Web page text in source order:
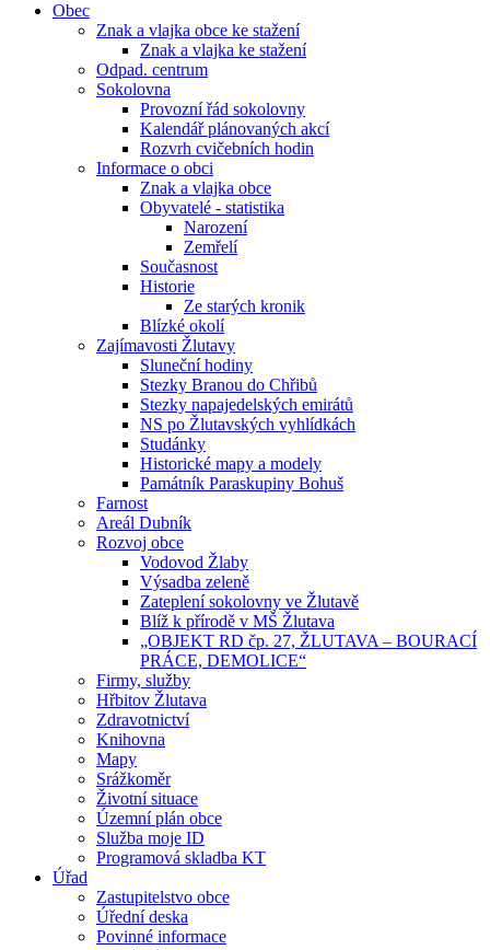
Obec
Znak a vlajka obce ke stažení
Znak a vlajka ke stažení
Odpad. centrum
Sokolovna
Provozní řád sokolovny
Kalendář plánovaných akcí
Rozvrh cvičebních hodin
Informace o obci
Znak a vlajka obce
Obyvatelé - statistika
Narození
Zemřelí
Současnost
Historie
Ze starých kronik
Blízké okolí
Zajímavosti Žlutavy
Sluneční hodiny
Stezky Branou do Chřibů
Stezky napajedelských emirátů
NS po Žlutavských vyhlídkách
Studánky
Historické mapy a modely
Památník Paraskupiny Bohuš
Farnost
Areál Dubník
Rozvoj obce
Vodovod Žlaby
Výsadba zeleně
Zateplení sokolovny ve Žlutavě
Blíž k přírodě v MŠ Žlutava
„OBJEKT RD čp. 27, ŽLUTAVA – BOURACÍ
PRÁCE, DEMOLICE“
Firmy, služby
Hřbitov Žlutava
Zdravotnictví
Knihovna
Mapy
Srážkoměr
Životní situace
Územní plán obce
Služba moje ID
Programová skladba KT
Úřad
Zastupitelstvo obce
Úřední deska
Povinné informace